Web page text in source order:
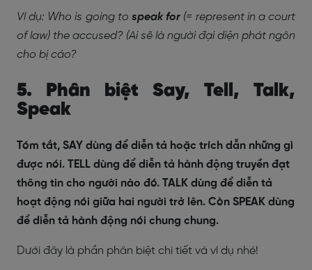
Ví dụ: Who is going to speak for (= represent in a court
of law) the accused? (Ai sẽ là người đại diện phát ngôn
cho bị cáo?
5. Phân biệt Say, Tell, Talk,
Speak
Tóm tắt, SAY dùng để diễn tả hoặc trích dẫn những gì
được nói. TELL dùng để diễn tả hành động truyền đạt
thông tin cho người nào đó. TALK dùng để diễn tả
hoạt động nói giữa hai người trở lên. Còn SPEAK dùng
để diễn tả hành động nói chung chung.
Dưới đây là phần phân biệt chi tiết và ví dụ nhé!